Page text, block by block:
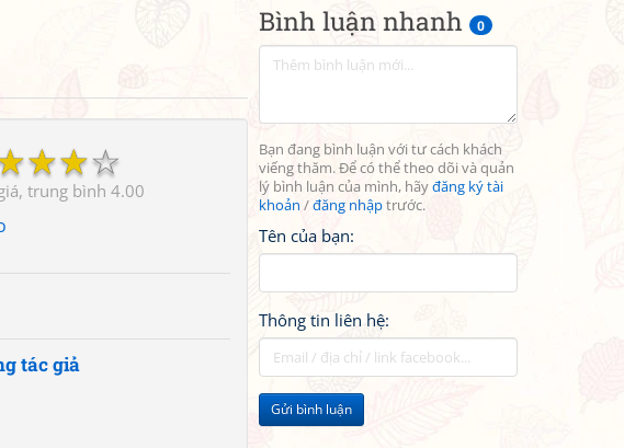
Bình luận nhanh 0
Bạn đang bình luận với tư cách khách
viếng thăm. Để có thể theo dõi và quản
lý bình luận của mình, hãyđăng ký tài
khoản /đăng nhậptrước.
Tên của bạn:
Thông tin liên hệ:
Gửi bình luận
☆
☆
☆
4.00
tác giả